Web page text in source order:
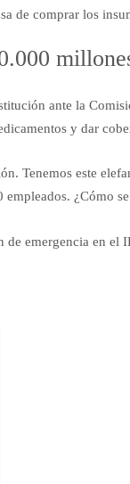
de comprar los
ante la
y dar
Tenemos este
empleados. ¿Cómo
de emergencia en el